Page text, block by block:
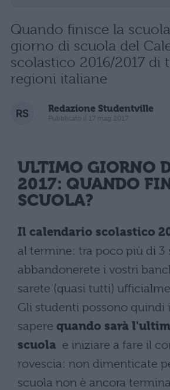
Quando finisce la
giorno di scuola del
scolastico 2016/2017 di
regioni italiane
Redazione Studentville
Pubblicato il 17 mag 2017
ULTIMO GIORNO
2017: QUANDO
SCUOLA?
Il calendario scolastico
al termine: tra poco più di 3
abbandonerete i vostri
sarete (quasi tutti)
Gli studenti possono quindi
sapere quando sarà
scuola e iniziare a fare il
rovescia: non dimenticate
scuola non è ancora